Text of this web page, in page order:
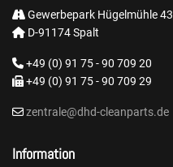
Gewerbepark Hügelmühle 43
D-91174 Spalt
+49 (0) 91 75 - 90 709 20
+49 (0) 91 75 - 90 709 29
zentrale@dhd-cleanparts.de
Information